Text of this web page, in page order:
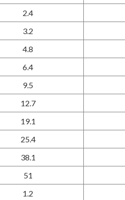
2.4
3.2
4.8
6.4
9.5
12.7
19.1
25.4
38.1
51
1.2